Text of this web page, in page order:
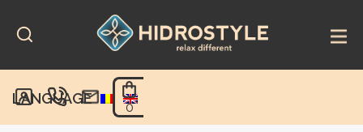
content
LANGUAGE
0